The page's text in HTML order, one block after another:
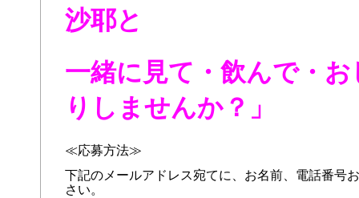
沙耶と
一緒に見て・飲んで・
りしませんか？」
≪応募方法≫
下記のメールアドレス宛てに、お名前、電話番号
さい。